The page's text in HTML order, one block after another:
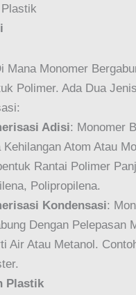
Mana Monomer
Polimer. Ada Dua
Adisi: Monomer
Kehilangan Atom Atau
Rantai Polimer
Polipropilena.
Kondensasi:
Dengan Pelepasan
Air Atau Metanol.
Plastik